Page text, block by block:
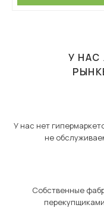
У НАС
У нас нет
не
Собственные